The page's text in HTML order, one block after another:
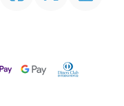
Google PayDiners Club